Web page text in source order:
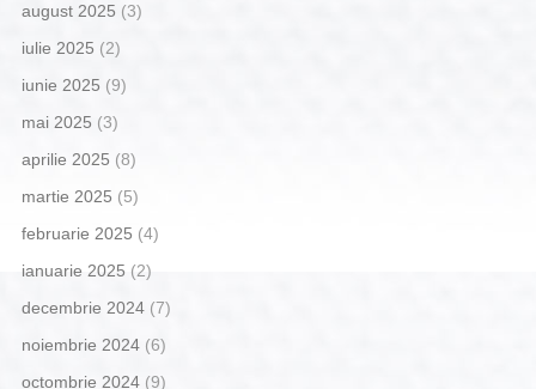
august 2025 (3)
iulie 2025 (2)
iunie 2025 (9)
mai 2025 (3)
aprilie 2025 (8)
martie 2025 (5)
februarie 2025 (4)
ianuarie 2025(2)
decembrie 2024(7)
noiembrie 2024(6)
octombrie 2024(9)